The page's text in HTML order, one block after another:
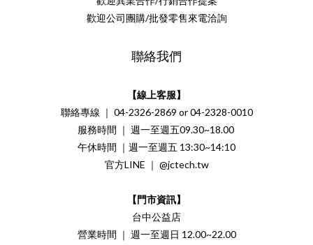
歡迎公司團購/批發零售來電洽詢
聯絡我們
【線上客服】
聯絡專線 ｜ 04-2326-2869 or 04-2328-0010
服務時間 ｜ 週一至週五09.30~18.00
午休時間 ｜週一至週五 13:30~14:10
官方LINE ｜ @jctech.tw
【門市資訊】
台中公益店
營業時間 ｜ 週一至週日 12.00~22.00